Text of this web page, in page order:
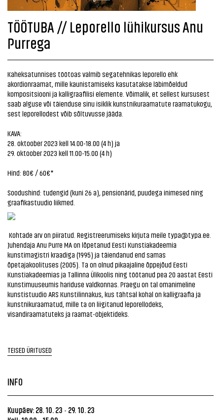
TÖÖTUBA // Leporello lühikursus Anu
Purrega
Kaheksatunnises töötoas valmib segatehnikas leporello ehk
akordionraamat, mille kaunistamiseks kasutatakse läbimõeldud
kompositsiooni ja kalligraafilisi elemente. Võimalik, et sellest kursusest
saab alguse või täienduse sinu isiklik kunstnikuraamatute raamatukogu,
sest leporellodest võib sõltuvusse jääda.
KAVA:
28. oktoober 2023 kell 14.00-18.00 (4 h) ja
29. oktoober 2023 kell 11.00-15.00 (4 h)
Hind: 80€ / 60€*
Soodushind: tudengid (kuni 26 a), pensionärid, puudega inimesed ning
graafikastuudio liikmed.
Kohtade arv on piiratud. Registreerumiseks kirjuta meile typa@typa.ee.
Juhendaja Anu Purre MA on lõpetanud Eesti Kunstiakadeemia
kunstimagistri kraadiga (1995) ja täiendanud end samas
õpetajakoolituses (2005). Ta on olnud pikaajaline õppejõud Eesti
Kunstiakadeemias ja Tallinna Ülikoolis ning töötanud pea 20 aastat Eesti
Kunstimuuseumis hariduse valdkonnas. Praegu on tal omanimeline
kunstistuudio ARS Kunstilinnakus, kus tähtsal kohal on kalligraafia ja
kunstnikuraamatud, mille ta on liigitanud leporellodeks,
visandiraamatuteks ja raamat-objektideks.
TEISED ÜRITUSED
INFO
Kuupäev: 28. 10. 23 - 29. 10. 23